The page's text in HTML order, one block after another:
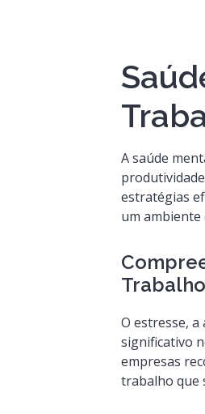
A saúde
estratégias
um ambiente
Trabalho
O estresse,
significativo
empresas
trabalho que